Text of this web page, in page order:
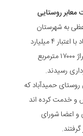
معابر روستایی
به شهرستان
رفسنجان، دفتر دهیاری روستای حمیدآباد با اعتبار ۴ میلیارد
ریال و پروژه آسفالت معابر روستایی با متراژ ۱۷۰۰۰ مترمربع
حمیدآباد که
و خدمت کرده اند
و اعضا شورای